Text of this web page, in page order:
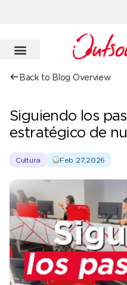
Back to Blog Overview
Siguiendo los
estratégico de
Cultura Feb 27,2026